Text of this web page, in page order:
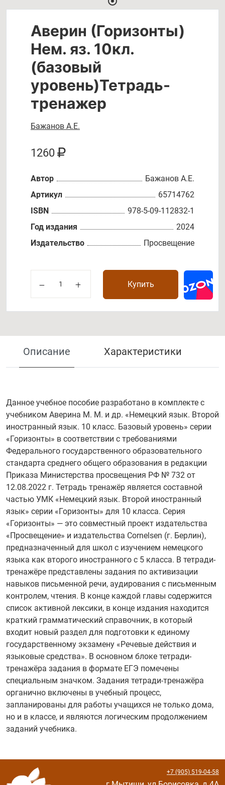
Аверин (Горизонты)
Нем. яз. 10кл.
(базовый
уровень)Тетрадь-
тренажер
Бажанов А.Е.
1260
Автор
Бажанов А.Е.
Артикул
65714762
ISBN
978-5-09-112832-1
Год издания
2024
Издательство
Просвещение
Купить
Описание Характеристики
Данное учебное пособие разработано в комплекте с
учебником Аверина М. М. и др. «Немецкий язык. Второй
иностранный язык. 10 класс. Базовый уровень» серии
«Горизонты» в соответствии с требованиями
Федерального государственного образовательного
стандарта среднего общего образования в редакции
Приказа Министерства просвещения РФ № 732 от
12.08.2022 г. Тетрадь тренажёр является составной
частью УМК «Немецкий язык. Второй иностранный
язык» серии «Горизонты» для 10 класса. Серия
«Горизонты» — это совместный проект издательства
«Просвещение» и издательства Cornelsen (г. Берлин),
предназначенный для школ с изучением немецкого
языка как второго иностранного с 5 класса. В тетради-
тренажёре представлены задания по активизации
навыков письменной речи, аудирования с письменным
контролем, чтения. В конце каждой главы содержится
список активной лексики, в конце издания находится
краткий грамматический справочник, в который
входит новый раздел для подготовки к единому
государственному экзамену «Речевые действия и
языковые средства». В основном блоке тетради-
тренажёра задания в формате ЕГЭ помечены
специальным значком. Задания тетради-тренажёра
органично включены в учебный процесс,
запланированы для работы учащихся не только дома,
но и в классе, и являются логическим продолжением
заданий учебника.
+7 (905) 519-04-58